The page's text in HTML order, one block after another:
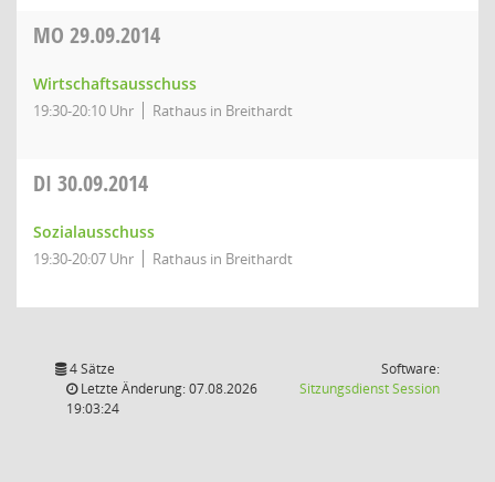
MO 29.09.2014
Wirtschaftsausschuss
19:30-20:10 Uhr Rathaus in Breithardt
DI 30.09.2014
Sozialausschuss
19:30-20:07 Uhr Rathaus in Breithardt
4 Sätze
Letzte Änderung: 07.08.2026
19:03:24
Software:
SitzungsdienstSession(Wird in